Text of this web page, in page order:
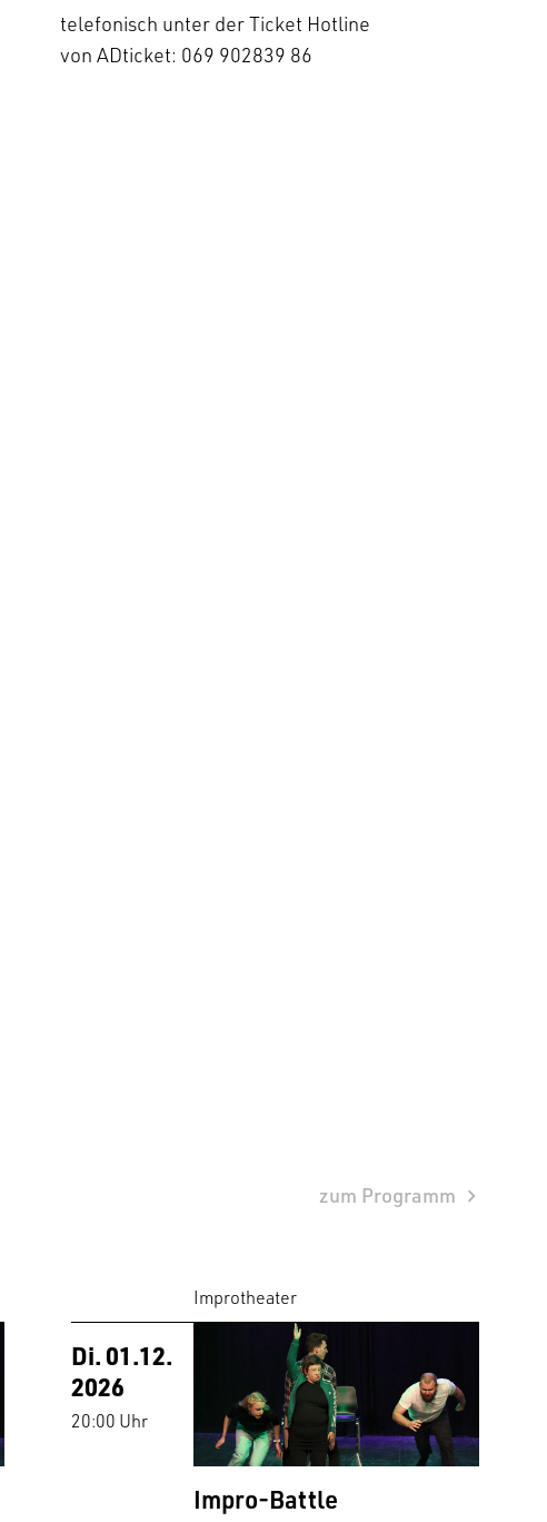
telefonisch unter der Ticket Hotline
von ADticket: 069 902839 86
zum Programm
Improtheater
Di. 01.12.
2026
20:00 Uhr
Impro-Battle